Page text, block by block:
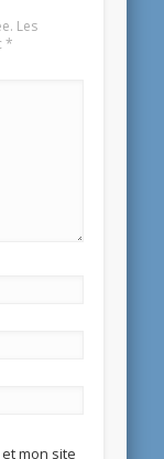
Les
*
mon site